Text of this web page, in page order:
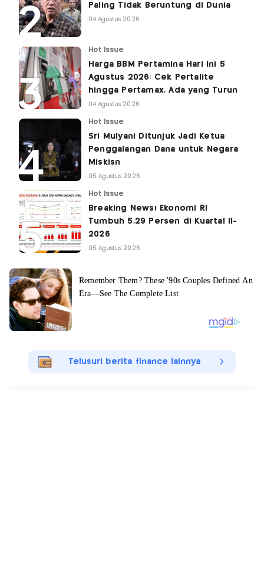
Paling Tidak Beruntung di Dunia
04 Agustus 2026
Hot Issue
Harga BBM Pertamina Hari Ini 5
Agustus 2026: Cek Pertalite
hingga Pertamax, Ada yang Turun
04 Agustus 2026
Hot Issue
Sri Mulyani Ditunjuk Jadi Ketua
Penggalangan Dana untuk Negara
Miskisn
05 Agustus 2026
Hot Issue
Breaking News! Ekonomi RI
Tumbuh 5,29 Persen di Kuartal II-
2026
05 Agustus 2026
Telusuri berita finance lainnya